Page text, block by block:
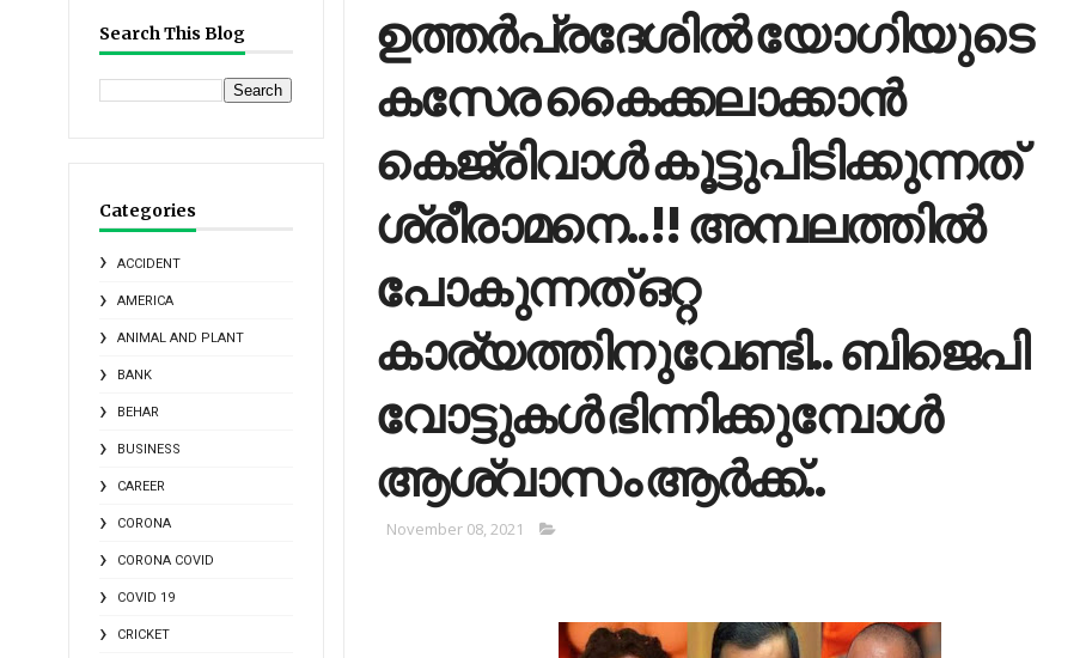
Search This Blog
Categories
ACCIDENT
AMERICA
ANIMAL AND PLANT
BANK
BEHAR
BUSINESS
CAREER
CORONA
CORONA COVID
COVID 19
CRICKET
ഉത്തര്‍പ്രദേശില്‍ യോഗിയുടെ
കസേര കൈക്കലാക്കാന്‍
കെജ്‌രിവാള്‍ കൂട്ടുപിടിക്കുന്നത്
ശ്രീരാമനെ..!! അമ്പലത്തില്‍
പോകുന്നത് ഒറ്റ
കാര്യത്തിനുവേണ്ടി.. ബിജെപി
വോട്ടുകൾ ഭിന്നിക്കുമ്പോൾ
ആശ്വാസം ആർക്ക്..
November 08, 2021